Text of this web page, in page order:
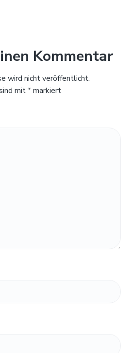
Kommentar
wird nicht veröffentlicht.
mit*markiert